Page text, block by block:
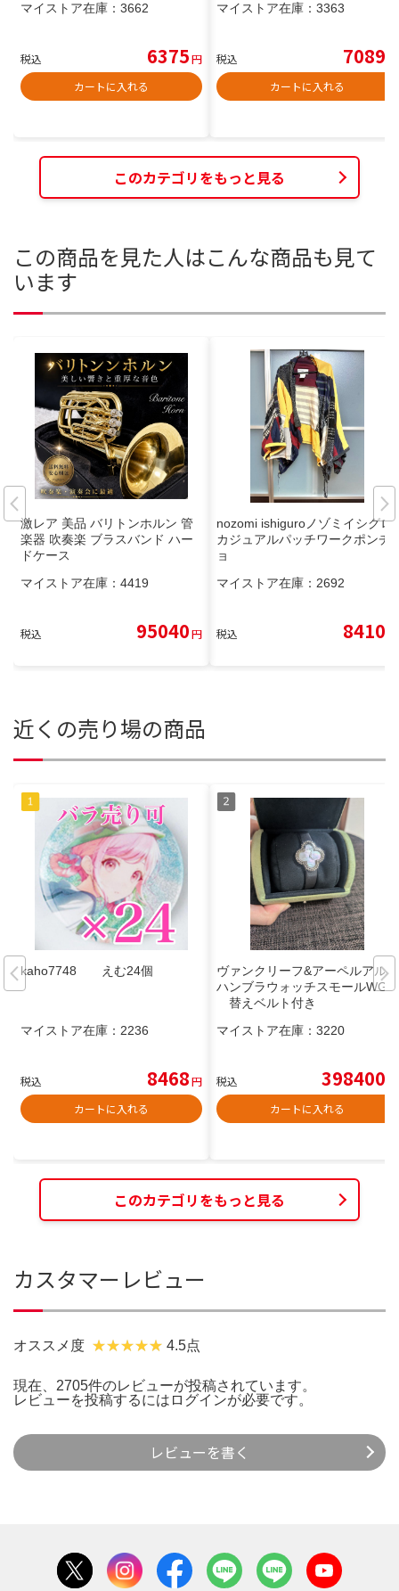
マイストア在庫： 3662
税込 6375円
カートに入れる
マイストア在庫： 3363
税込 7089
カートに入れる
このカテゴリをもっと見る
この商品を見た人はこんな商品も見て
います
激レア 美品 バリトンホルン 管
楽器 吹奏楽 ブラスバンド ハー
ドケース
マイストア在庫： 4419
税込 95040円
nozomi ishiguroノゾミイシグロ
カジュアルパッチワークポンチ
ョ
マイストア在庫： 2692
税込 8410
近くの売り場の商品
kaho7748 えむ24個
マイストア在庫： 2236
税込 8468円
カートに入れる
ヴァンクリーフ&アーペルアル
ハンブラウォッチスモールWG
替えベルト付き
マイストア在庫： 3220
税込 398400
カートに入れる
このカテゴリをもっと見る
カスタマーレビュー
オススメ度 4.5点
現在、2705件のレビューが投稿されています。
レビューを投稿するには ログインが必要です。
レビューを書く